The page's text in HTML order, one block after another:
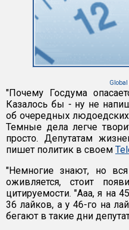
Global
"Почему Госдума
Казалось бы - ну не
об очередных
Темные дела легче
просто. Депутатам
пишет политик в своем
"Немногие знают, но
оживляется, стоит
цитируемости. "Ааа, я на
36 лайков, а у 46-го на
бегают в такие дни